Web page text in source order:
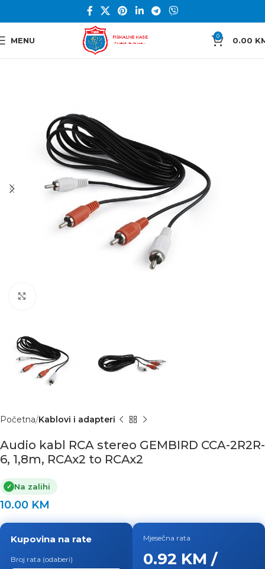
MENU 0 0.00
Početna Kablovi i adapteri
Audio kabl RCA stereo GEMBIRD CCA-2R2R-
6, 1,8m, RCAx2 to RCAx2
✓ Na zalihi
10.00 KM
Kupovina na rate
Broj rata (odaberi)
Mjesečna rata
0.92 KM /